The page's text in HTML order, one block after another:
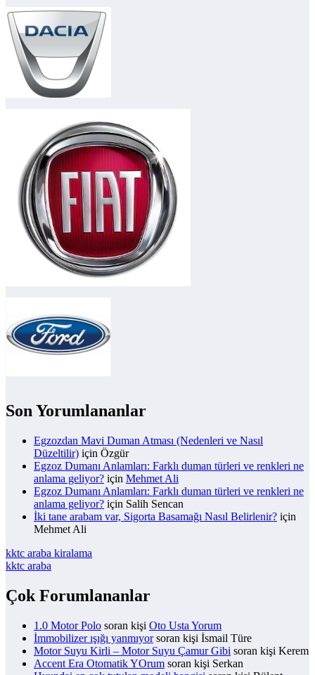
Son Yorumlananlar
Egzozdan Mavi Duman Atması (Nedenleri ve Nasıl
Düzeltilir) için Özgür
Egzoz Dumanı Anlamları: Farklı duman türleri ve renkleri ne
anlama geliyor? için Mehmet Ali
Egzoz Dumanı Anlamları: Farklı duman türleri ve renkleri ne
anlama geliyor? için Salih Sencan
İki tane arabam var, Sigorta Basamağı Nasıl Belirlenir? için
Mehmet Ali
kktc araba kiralama
kktc araba
Çok Forumlananlar
1.0 Motor Polo soran kişi Oto Usta Yorum
İmmobilizer ışığı yanmıyorsoran kişi İsmail Türe
Motor Suyu Kirli – Motor Suyu Çamur Gibi soran kişi Kerem
Accent Era Otomatik YOrum soran kişi Serkan